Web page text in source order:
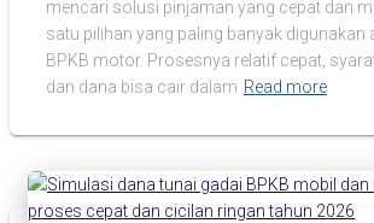
mencari solusi pinjaman yang cepat dan
satu pilihan yang paling banyak digunakan
BPKB motor. Prosesnya relatif cepat,
dan dana bisa cair dalam Read more